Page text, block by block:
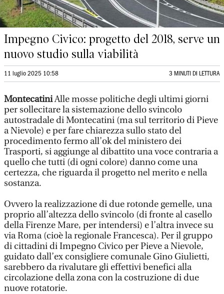
Impegno Civico: progetto del 2018, serve un
nuovo studio sulla viabilità
11 luglio 2025 10:58 3 MINUTI DI LETTURA
MontecatiniAlle mosse politiche degli ultimi giorni
per sollecitare la sistemazione dello svincolo
autostradale di Montecatini (ma sul territorio di Pieve
a Nievole) e per fare chiarezza sullo stato del
procedimento fermo all’ok del ministero dei
Trasporti, si aggiunge al dibattito una voce contraria a
quello che tutti (di ogni colore) danno come una
certezza, che riguarda il progetto nel merito e nella
sostanza.
Ovvero la realizzazione di due rotonde gemelle, una
proprio all’altezza dello svincolo (di fronte al casello
della Firenze Mare, per intendersi) e l’altra invece su
via Roma (cioè la regionale Francesca). Per il gruppo
di cittadini di Impegno Civico per Pieve a Nievole,
guidato dall’ex consigliere comunale Gino Giulietti,
sarebbero da rivalutare gli effettivi benefici alla
circolazione della zona con la costruzione di due
nuove rotatorie.